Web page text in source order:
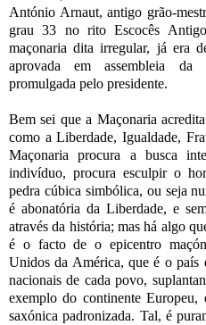
António Arnaut, antigo grão-
grau 33 no rito Escocês
maçonaria dita irregular, já era
aprovada em assembleia da
promulgada pelo presidente.
Bem sei que a Maçonaria
como a Liberdade, Igualdade,
Maçonaria procura a busca
indivíduo, procura esculpir o
pedra cúbica simbólica, ou seja
é abonatória da Liberdade, e
através da história; mas há algo
é o facto de o epicentro
Unidos da América, que é o país
nacionais de cada povo,
exemplo do continente
saxónica padronizada. Tal, é